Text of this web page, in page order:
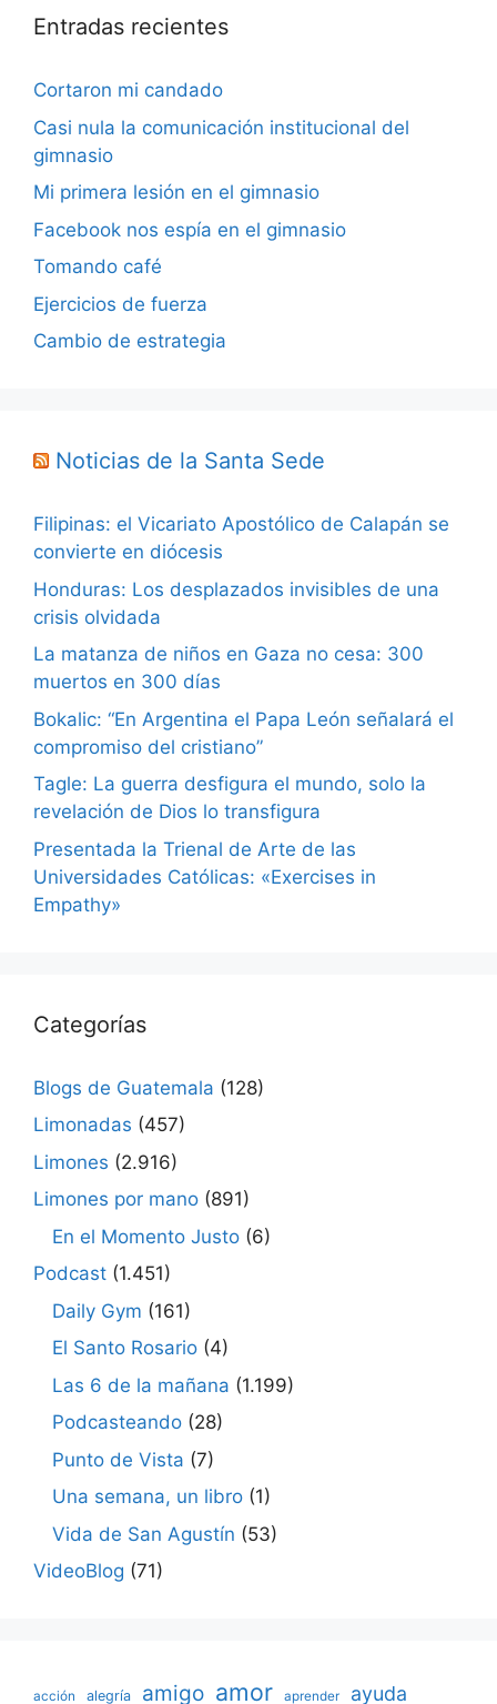
Entradas recientes
Cortaron mi candado
Casi nula la comunicación institucional del
gimnasio
Mi primera lesión en el gimnasio
Facebook nos espía en el gimnasio
Tomando café
Ejercicios de fuerza
Cambio de estrategia
Noticias de la Santa Sede
Filipinas: el Vicariato Apostólico de Calapán se
convierte en diócesis
Honduras: Los desplazados invisibles de una
crisis olvidada
La matanza de niños en Gaza no cesa: 300
muertos en 300 días
Bokalic: “En Argentina el Papa León señalará el
compromiso del cristiano”
Tagle: La guerra desfigura el mundo, solo la
revelación de Dios lo transfigura
Presentada la Trienal de Arte de las
Universidades Católicas: «Exercises in
Empathy»
Categorías
Blogs de Guatemala (128)
Limonadas (457)
Limones (2.916)
Limones por mano (891)
En el Momento Justo (6)
Podcast (1.451)
Daily Gym (161)
El Santo Rosario (4)
Las 6 de la mañana (1.199)
Podcasteando (28)
Punto de Vista (7)
Una semana, un libro (1)
Vida de San Agustín (53)
VideoBlog (71)
acción alegría amigo amor aprender ayuda